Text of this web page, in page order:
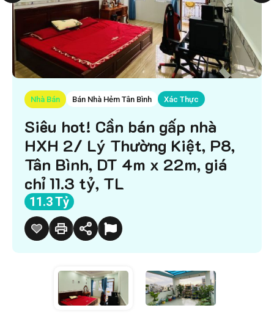
Nhà Bán Bán Nhà Hẻm Tân Bình Xác Thực
Siêu hot! Cần bán gấp nhà
HXH 2/ Lý Thường Kiệt, P8,
Tân Bình, DT 4m x 22m, giá
chỉ 11.3 tỷ, TL
11.3 Tỷ